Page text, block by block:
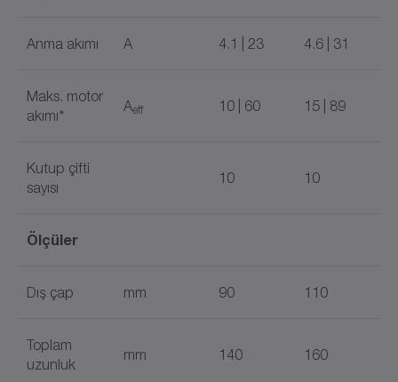
Anma akımı A 4.1 | 23 4.6 | 31
Maks. motor
akımı*
Aeff 10 | 60 15 | 89
Kutup çifti
sayısı
10 10
Ölçüler
Dış çap mm 90 110
Toplam
uzunluk
mm 140 160